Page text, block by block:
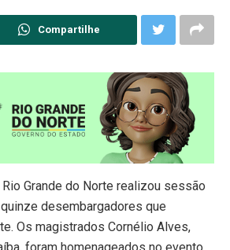
Compartilhe
Grande do Norte realizou sessão
desembargadores que
Os magistrados Cornélio Alves,